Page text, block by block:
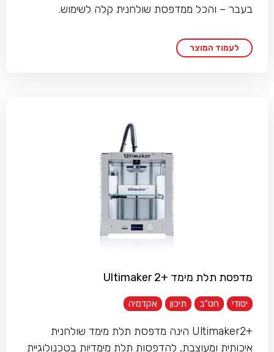
בעבר – והכל ממדפסת שולחנית קלה לשימוש.
לעמוד המוצר
מדפסת תלת מימד +Ultimaker 2
יסודי חט"ב תיכון אקדמיה
+Ultimaker2 הינה מדפסת תלת מימד שולחנית
איכותית ומעוצבת, להדפסות תלת מימדיות בטכנולוגיית